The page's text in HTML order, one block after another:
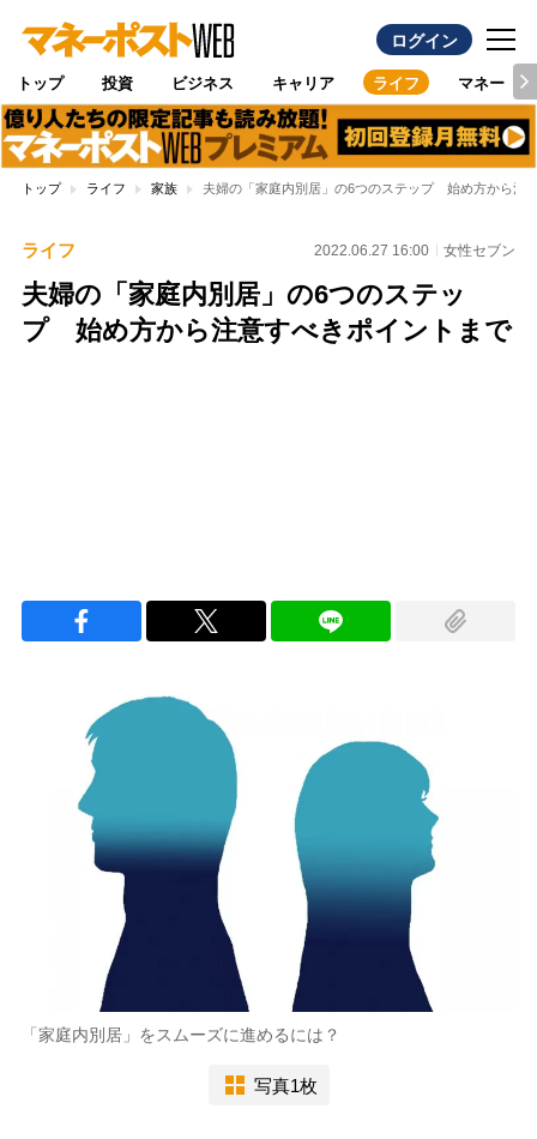
ログイン
トップ 投資 ビジネス キャリア ライフ マネー
トップ ライフ 家族 夫婦の「家庭内別居」の6つのステップ 始め方から注
ライフ 2022.06.27 16:00 女性セブン
夫婦の「家庭内別居」の6つのステッ
プ 始め方から注意すべきポイントまで
「家庭内別居」をスムーズに進めるには？
写真1枚